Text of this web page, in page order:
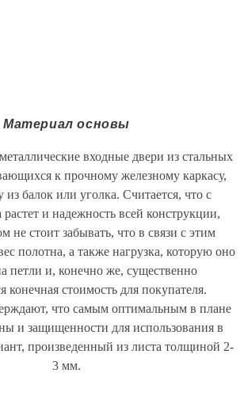
Материал основы
входные двери из стальных
к прочному железному каркасу,
балок или уголка. Считается, что с
и надежность всей конструкции,
не стоит забывать, что в связи с этим
полотна, а также нагрузка, которую оно
петли и, конечно же, существенно
конечная стоимость для покупателя.
что самым оптимальным в плане
и защищенности для использования в
произведенный из листа толщиной 2-
3 мм.